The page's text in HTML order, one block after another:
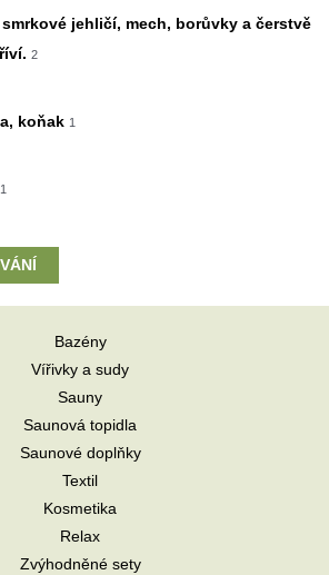
jehličí, mech, borůvky a čerstvě
2
koňak 1
1
Bazény
Vířivky a sudy
Sauny
Saunová topidla
Saunové doplňky
Textil
Kosmetika
Relax
Zvýhodněné sety